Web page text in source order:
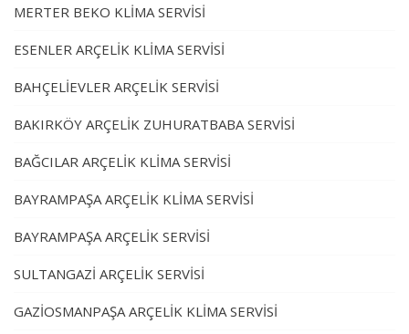
MERTER BEKO KLİMA SERVİSİ
ESENLER ARÇELİK KLİMA SERVİSİ
BAHÇELİEVLER ARÇELİK SERVİSİ
BAKIRKÖY ARÇELİK ZUHURATBABA SERVİSİ
BAĞCILAR ARÇELİK KLİMA SERVİSİ
BAYRAMPAŞA ARÇELİK KLİMA SERVİSİ
BAYRAMPAŞA ARÇELİK SERVİSİ
SULTANGAZİ ARÇELİK SERVİSİ
GAZİOSMANPAŞA ARÇELİK KLİMA SERVİSİ